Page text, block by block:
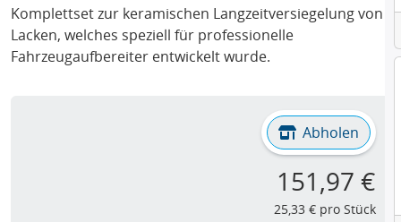
Komplettset zur keramischen Langzeitversiegelung von
Lacken, welches speziell für professionelle
Fahrzeugaufbereiter entwickelt wurde.
Abholen
151,97 €
25,33 € pro Stück